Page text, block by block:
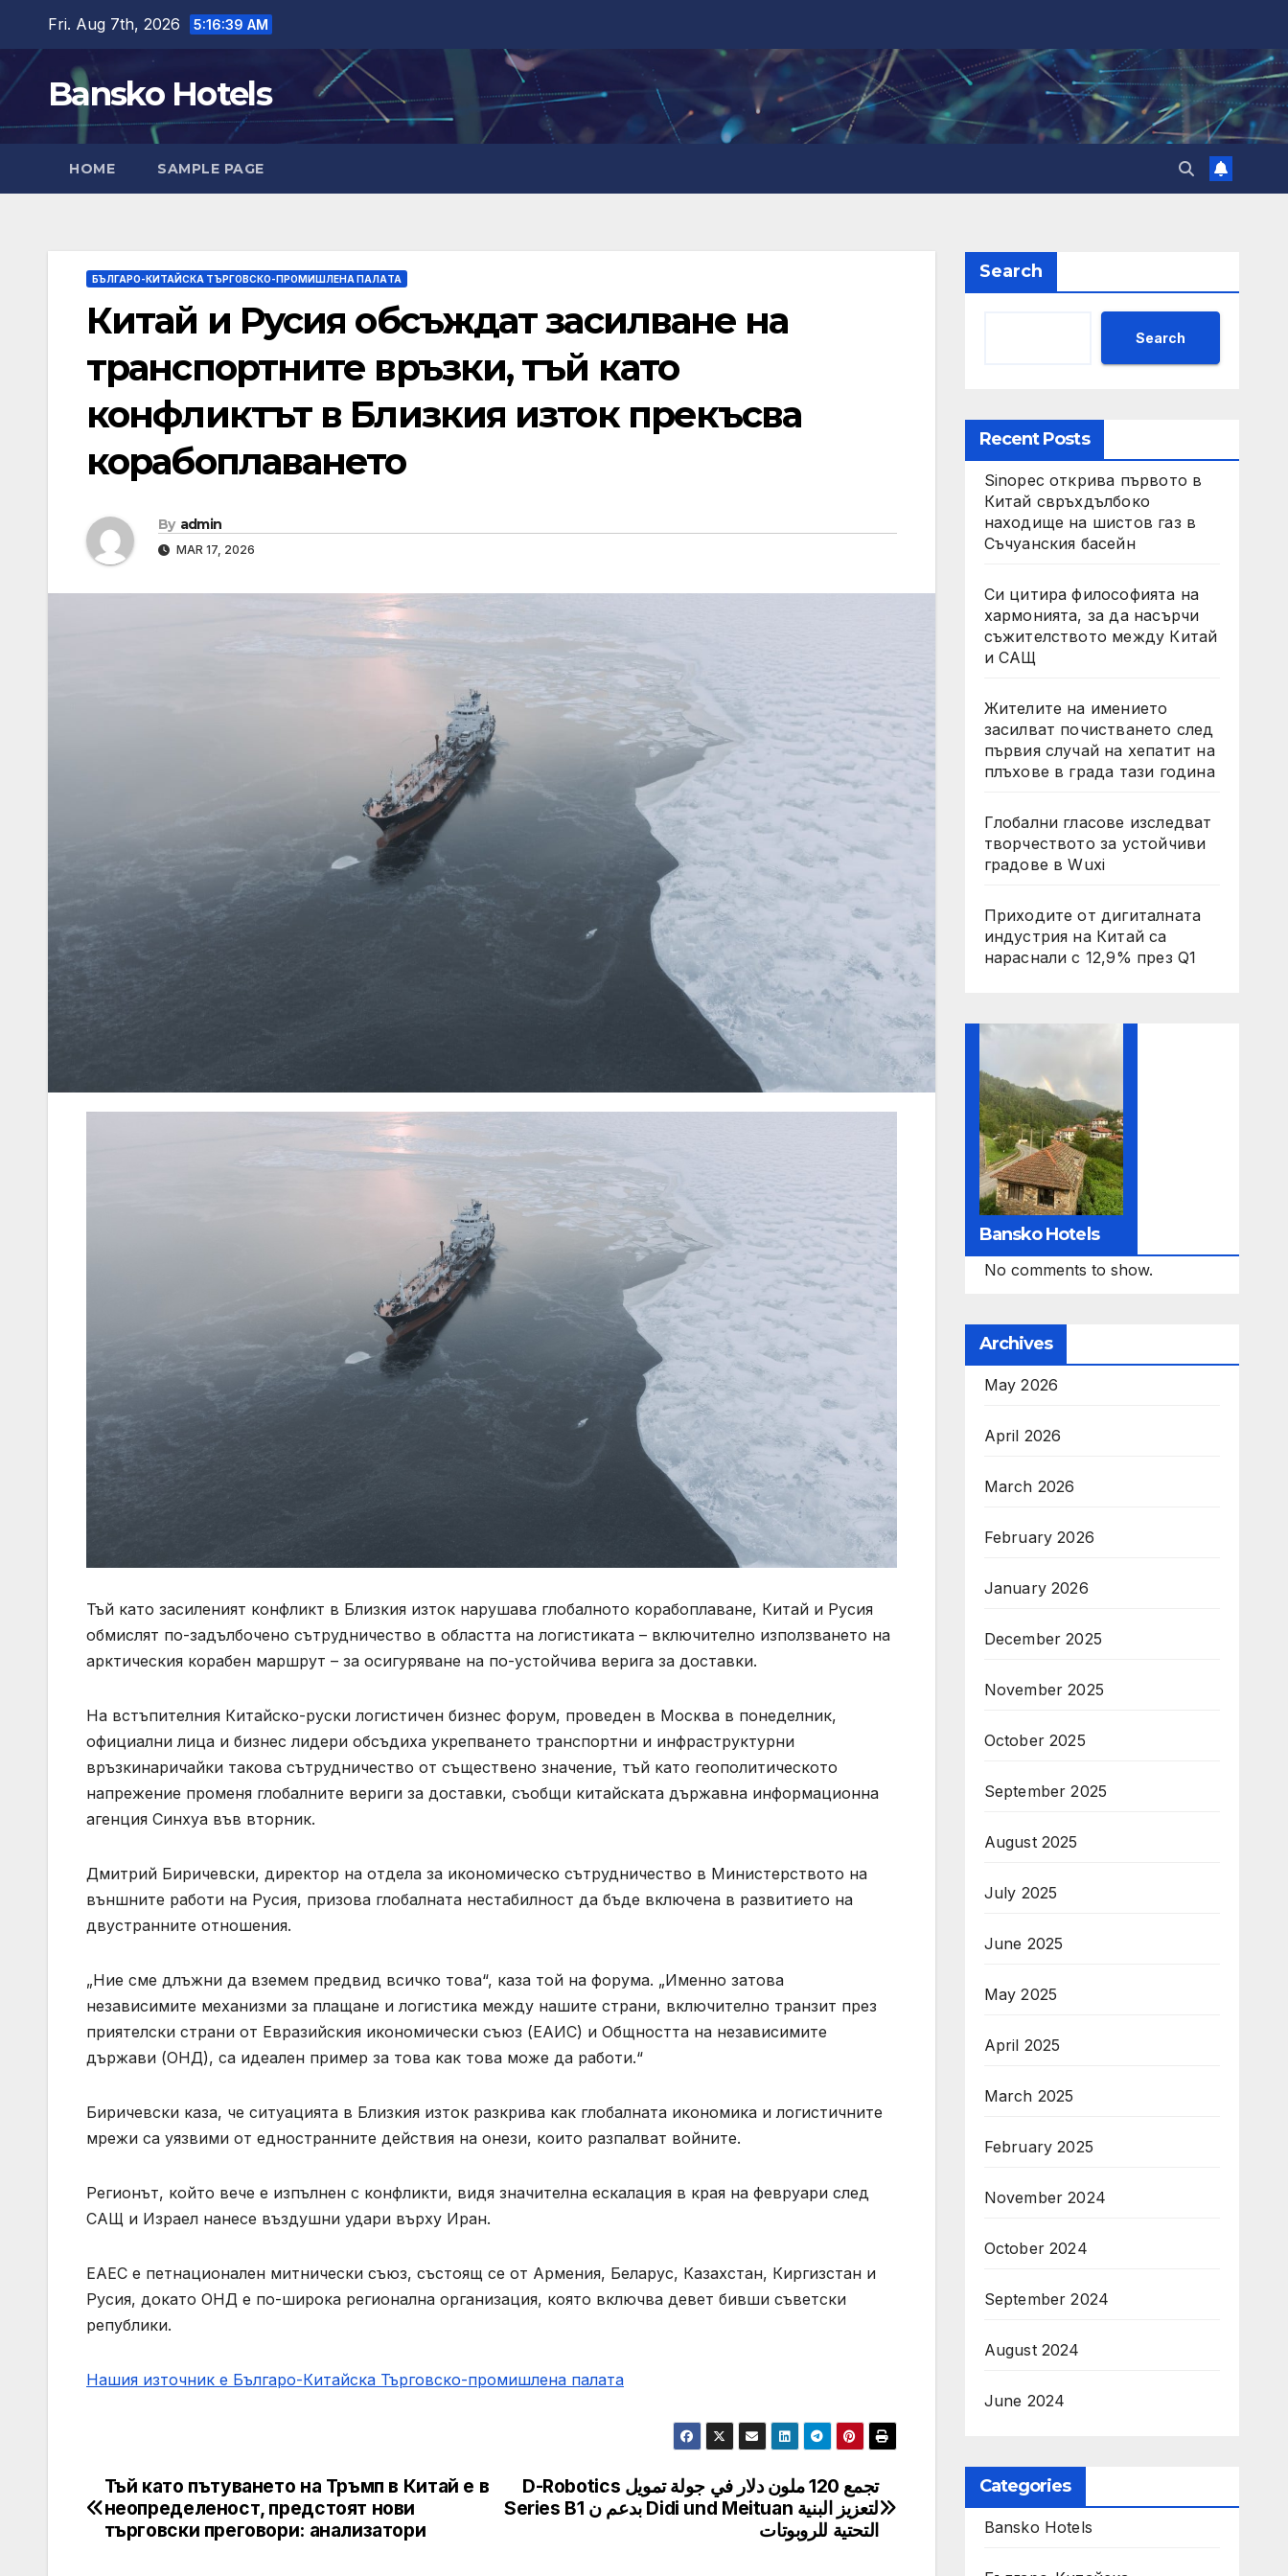
content
Fri. Aug 7th, 2026 5:16:41 AM
Bansko Hotels
HOME SAMPLE PAGE
БЪЛГАРО-КИТАЙСКА ТЪРГОВСКО-ПРОМИШЛЕНА ПАЛAТА
Китай и Русия обсъждат засилване на
транспортните връзки, тъй като
конфликтът в Близкия изток прекъсва
корабоплаването
By admin
MAR 17, 2026
Тъй като засиленият конфликт в Близкия изток нарушава глобалното корабоплаване, Китай и Русия
обмислят по-задълбочено сътрудничество в областта на логистиката – включително използването на
арктическия корабен маршрут – за осигуряване на по-устойчива верига за доставки.
На встъпителния Китайско-руски логистичен бизнес форум, проведен в Москва в понеделник,
официални лица и бизнес лидери обсъдиха укрепването транспортни и инфраструктурни
връзкинаричайки такова сътрудничество от съществено значение, тъй като геополитическото
напрежение променя глобалните вериги за доставки, съобщи китайската държавна информационна
агенция Синхуа във вторник.
Дмитрий Биричевски, директор на отдела за икономическо сътрудничество в Министерството на
външните работи на Русия, призова глобалната нестабилност да бъде включена в развитието на
двустранните отношения.
„Ние сме длъжни да вземем предвид всичко това“, каза той на форума. „Именно затова
независимите механизми за плащане и логистика между нашите страни, включително транзит през
приятелски страни от Евразийския икономически съюз (ЕАИС) и Общността на независимите
държави (ОНД), са идеален пример за това как това може да работи.“
Биричевски каза, че ситуацията в Близкия изток разкрива как глобалната икономика и логистичните
мрежи са уязвими от едностранните действия на онези, които разпалват войните.
Регионът, който вече е изпълнен с конфликти, видя значителна ескалация в края на февруари след
САЩ и Израел нанесе въздушни удари върху Иран.
ЕАЕС е петнационален митнически съюз, състоящ се от Армения, Беларус, Казахстан, Киргизстан и
Русия, докато ОНД е по-широка регионална организация, която включва девет бивши съветски
републики.
Нашия източник е Българо-Китайска Търговско-промишлена палaта
Post
navigation
D-Robotics تجمع 120 ملون دلار في جولة تمويل
Series B1 بدعم ن Didi und Meituan لتعزيز البنية
التحتية للروبوتات
Тъй като пътуването на Тръмп в Китай е в
неопределеност, предстоят нови
търговски преговори: анализатори
Search
Search
Recent Posts
Sinopec открива първото в
Китай свръхдълбоко
находище на шистов газ в
Съчуанския басейн
Си цитира философията на
хармонията, за да насърчи
съжителството между Китай
и САЩ
Жителите на имението
засилват почистването след
първия случай на хепатит на
плъхове в града тази година
Глобални гласове изследват
творчеството за устойчиви
градове в Wuxi
Приходите от дигиталната
индустрия на Китай са
нараснали с 12,9% през Q1
Bansko Hotels
No comments to show.
Archives
May 2026
April 2026
March 2026
February 2026
January 2026
December 2025
November 2025
October 2025
September 2025
August 2025
July 2025
June 2025
May 2025
April 2025
March 2025
February 2025
November 2024
October 2024
September 2024
August 2024
June 2024
Categories
Bansko Hotels